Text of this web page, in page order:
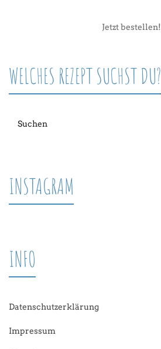
Jetzt bestellen!
WELCHES REZEPT SUCHST DU?
INSTAGRAM
INFO
Datenschutzerklärung
Impressum